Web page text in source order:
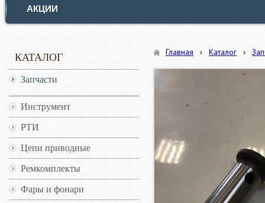
АКЦИИ
КАТАЛОГ
Запчасти
Инструмент
РТИ
Цепи приводные
Ремкомплекты
Фары и фонари
Главная › Каталог ›